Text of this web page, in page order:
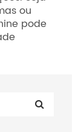
ou
pode